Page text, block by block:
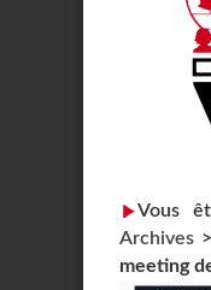
Vous
Archives >
meeting